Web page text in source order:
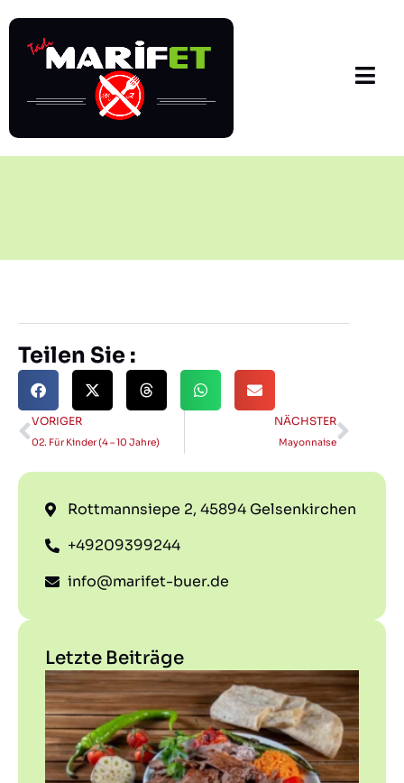
Teilen Sie :
VORIGER
02. Für Kinder (4 – 10 Jahre)
NÄCHSTER
Mayonnaise
Rottmannsiepe 2, 45894 Gelsenkirchen
+49209399244
info@marifet-buer.de
Letzte Beiträge